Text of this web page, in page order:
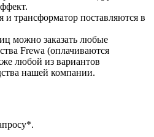
и трансформатор поставляются в
можно заказать любые
Frewa (оплачиваются
любой из вариантов
нашей компании.